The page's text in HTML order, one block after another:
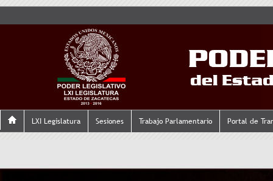
LXI Legislatura Sesiones Trabajo Parlamentario Portal de